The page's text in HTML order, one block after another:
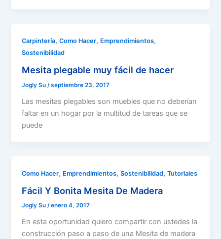
Carpintería,Como Hacer, Emprendimientos,
Sostenibilidad
Mesita plegable muy fácil de hacer
Jogly Su/septiembre 23, 2017
Las mesitas plegables son muebles que no deberían
faltar en un hogar por la multitud de tareas que se
puede
Como Hacer, Emprendimientos,Sostenibilidad,Tutoriales
Fácil Y Bonita Mesita De Madera
Jogly Su/enero 4, 2017
En esta oportunidad quiero compartir con ustedes la
construcción paso a paso de una Mesita de madera